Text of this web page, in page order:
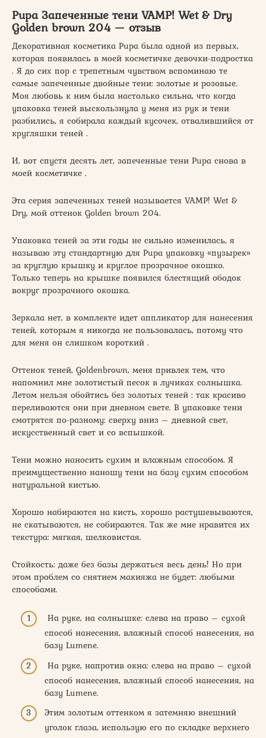
Pupa Запеченные тени VAMP! Wet & Dry
Golden brown 204 — отзыв
Декоративная косметика Pupa была одной из первых,
которая появилась в моей косметичке девочки-подростка
. Я до сих пор с трепетным чувством вспоминаю те
самые запеченные двойные тени: золотые и розовые.
Моя любовь к ним была настолько сильна, что когда
упаковка теней выскользнула у меня из рук и тени
разбились, я собирала каждый кусочек, отвалившийся от
кругляшки теней .
И, вот спустя десять лет, запеченные тени Pupa снова в
моей косметичке .
Эта серия запеченных теней называется VAMP! Wet &
Dry, мой оттенок Golden brown 204.
Упаковка теней за эти годы не сильно изменилась, я
называю эту стандартную для Pupa упаковку «пузырек»
за круглую крышку и круглое прозрачное окошко.
Только теперь на крышке появился блестящий ободок
вокруг прозрачного окошка.
Зеркала нет, в комплекте идет аппликатор для нанесения
теней, которым я никогда не пользовалась, потому что
для меня он слишком короткий .
Оттенок теней, Goldenbrown, меня привлек тем, что
напомнил мне золотистый песок в лучиках солнышка.
Летом нельзя обойтись без золотых теней : так красиво
переливаются они при дневном свете. В упаковке тени
смотрятся по-разному: сверху вниз – дневной свет,
искусственный свет и со вспышкой.
Тени можно наносить сухим и влажным способом. Я
преимущественно наношу тени на базу сухим способом
натуральной кистью.
Хорошо набираются на кисть, хорошо растушевываются,
не скатываются, не собираются. Так же мне нравится их
текстура: мягкая, шелковистая.
Стойкость: даже без базы держаться весь день! Но при
этом проблем со снятием макияжа не будет: любыми
способами.
На руке, на солнышке: слева на право – сухой
способ нанесения, влажный способ нанесения, на
базу Lumene.
На руке, напротив окна: слева на право – сухой
способ нанесения, влажный способ нанесения, на
базу Lumene.
Этим золотым оттенком я затемняю внешний
уголок глаза, использую его по складке верхнего